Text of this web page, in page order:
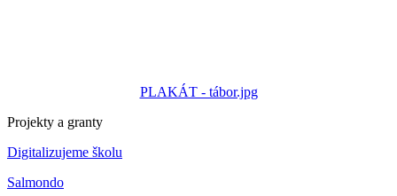
PLAKÁT - tábor.jpg
Projekty a granty
Digitalizujeme školu
Salmondo